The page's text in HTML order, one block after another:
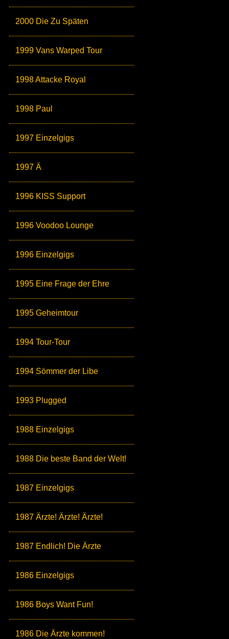
2000 Die Zu Späten
1999 Vans Warped Tour
1998 Attacke Royal
1998 Paul
1997 Einzelgigs
1997 Ä
1996 KISS Support
1996 Voodoo Lounge
1996 Einzelgigs
1995 Eine Frage der Ehre
1995 Geheimtour
1994 Tour-Tour
1994 Sömmer der Libe
1993 Plugged
1988 Einzelgigs
1988 Die beste Band der Welt!
1987 Einzelgigs
1987 Ärzte! Ärzte! Ärzte!
1987 Endlich! Die Ärzte
1986 Einzelgigs
1986 Boys Want Fun!
1986 Die Ärzte kommen!